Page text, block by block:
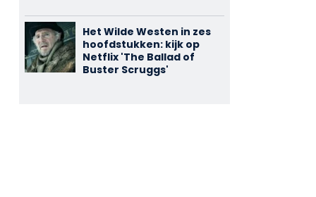
Het Wilde Westen in zes
hoofdstukken: kijk op
Netflix 'The Ballad of
Buster Scruggs'